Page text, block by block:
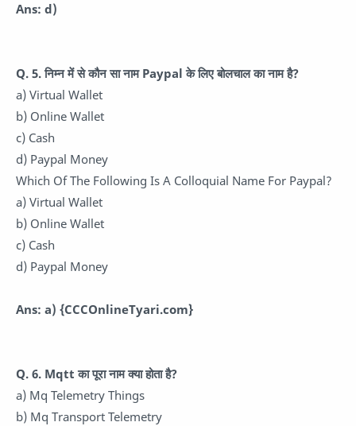
Ans: d)
Q. 5. निम्न में से कौन सा नाम Paypal के लिए बोलचाल का नाम है?
a) Virtual Wallet
b) Online Wallet
c) Cash
d) Paypal Money
Which Of The Following Is A Colloquial Name For Paypal?
a) Virtual Wallet
b) Online Wallet
c) Cash
d) Paypal Money
Ans: a) {CCCOnlineTyari.com}
Q. 6. Mqtt का पूरा नाम क्या होता है?
a) Mq Telemetry Things
b) Mq Transport Telemetry